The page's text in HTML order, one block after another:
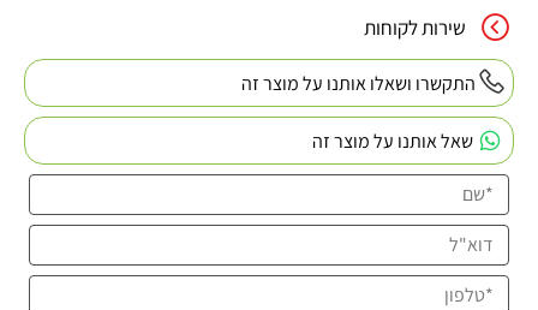
שירות לקוחות
התקשרו ושאלו אותנו על מוצר זה
שאל אותנו על מוצר זה